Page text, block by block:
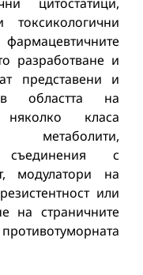
разработване и
представени и
в областта на
класа
метаболити,
съединения с
модулатори на
или
на страничните